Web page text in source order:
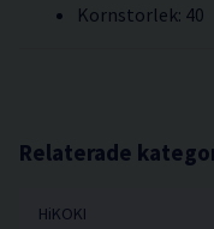
Kornstorlek: 40
Relaterade
HiKOKI